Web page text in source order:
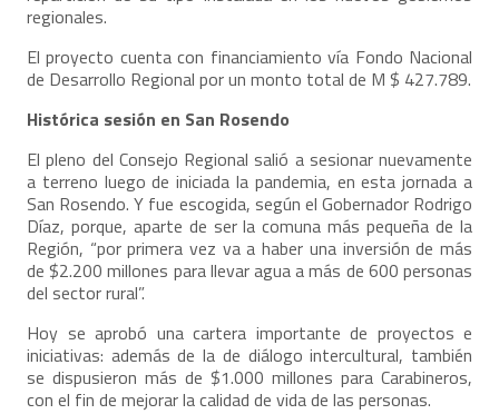
regionales.
El proyecto cuenta con financiamiento vía Fondo Nacional
de Desarrollo Regional por un monto total de M $ 427.789.
Histórica sesión en San Rosendo
El pleno del Consejo Regional salió a sesionar nuevamente
a terreno luego de iniciada la pandemia, en esta jornada a
San Rosendo. Y fue escogida, según el Gobernador Rodrigo
Díaz, porque, aparte de ser la comuna más pequeña de la
Región, “por primera vez va a haber una inversión de más
de $2.200 millones para llevar agua a más de 600 personas
del sector rural”.
Hoy se aprobó una cartera importante de proyectos e
iniciativas: además de la de diálogo intercultural, también
se dispusieron más de $1.000 millones para Carabineros,
con el fin de mejorar la calidad de vida de las personas.